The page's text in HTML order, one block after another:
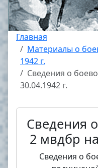
Главная
Материалы о
1942 г.
Сведения о
30.04.1942 г.
Сведения
2 мвдбр
Сведения о